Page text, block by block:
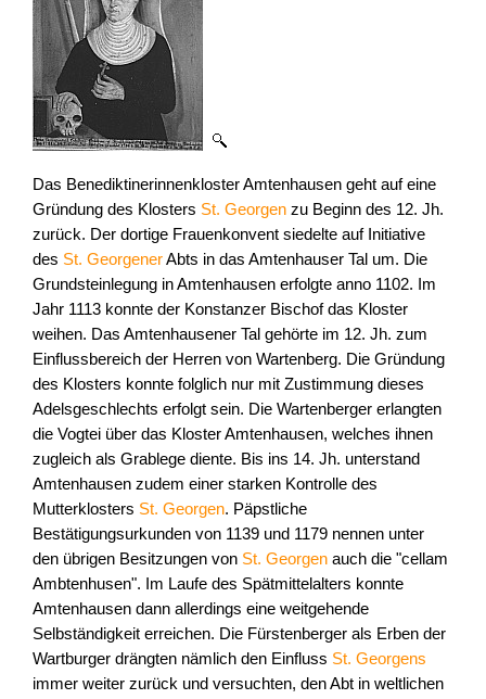
Das Benediktinerinnenkloster Amtenhausen geht auf eine
Gründung des Klosters St. Georgen zu Beginn des 12. Jh.
zurück. Der dortige Frauenkonvent siedelte auf Initiative
des St. GeorgenerAbts in das Amtenhauser Tal um. Die
Grundsteinlegung in Amtenhausen erfolgte anno 1102. Im
Jahr 1113 konnte der Konstanzer Bischof das Kloster
weihen. Das Amtenhausener Tal gehörte im 12. Jh. zum
Einflussbereich der Herren von Wartenberg. Die Gründung
des Klosters konnte folglich nur mit Zustimmung dieses
Adelsgeschlechts erfolgt sein. Die Wartenberger erlangten
die Vogtei über das Kloster Amtenhausen, welches ihnen
zugleich als Grablege diente. Bis ins 14. Jh. unterstand
Amtenhausen zudem einer starken Kontrolle des
Mutterklosters St. Georgen. Päpstliche
Bestätigungsurkunden von 1139 und 1179 nennen unter
den übrigen Besitzungen von St. Georgen auch die "cellam
Ambtenhusen". Im Laufe des Spätmittelalters konnte
Amtenhausen dann allerdings eine weitgehende
Selbständigkeit erreichen. Die Fürstenberger als Erben der
Wartburger drängten nämlich den Einfluss St. Georgens
immer weiter zurück und versuchten, den Abt in weltlichen